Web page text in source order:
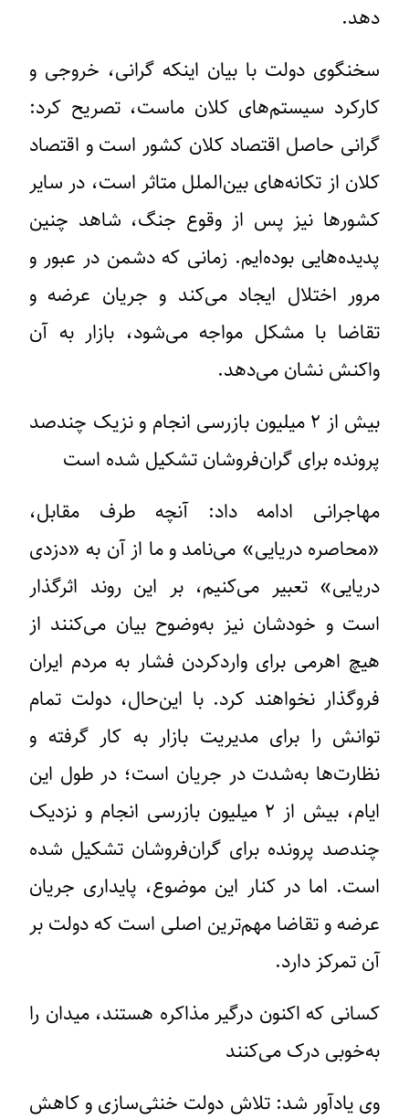
دهد.
سخنگوی دولت با بیان اینکه گرانی، خروجی و
کارکرد سیستم‌های کلان ماست، تصریح کرد:
گرانی حاصل اقتصاد کلان کشور است و اقتصاد
کلان از تکانه‌های بین‌الملل متاثر است، در سایر
کشورها نیز پس از وقوع جنگ، شاهد چنین
پدیده‌هایی بوده‌ایم. زمانی که دشمن در عبور و
مرور اختلال ایجاد می‌کند و جریان عرضه و
تقاضا با مشکل مواجه می‌شود، بازار به آن
واکنش نشان می‌دهد.
بیش از ۲ میلیون بازرسی انجام و نزیک چندصد
پرونده برای گران‌فروشان تشکیل شده است
مهاجرانی ادامه داد: آنچه طرف مقابل،
«محاصره دریایی» می‌نامد و ما از آن به «دزدی
دریایی» تعبیر می‌کنیم، بر این روند اثرگذار
است و خودشان نیز به‌وضوح بیان می‌کنند از
هیچ اهرمی برای واردکردن فشار به مردم ایران
فروگذار نخواهند کرد. با این‌حال، دولت تمام
توانش را برای مدیریت بازار به کار گرفته و
نظارت‌ها به‌شدت در جریان است؛ در طول این
ایام، بیش از ۲ میلیون بازرسی انجام و نزدیک
چندصد پرونده برای گران‌فروشان تشکیل شده
است. اما در کنار این موضوع، پایداری جریان
عرضه و تقاضا مهم‌ترین اصلی است که دولت بر
آن تمرکز دارد.
کسانی که اکنون درگیر مذاکره هستند، میدان را
به‌خوبی درک می‌کنند
وی یادآور شد: تلاش دولت خنثی‌سازی و کاهش